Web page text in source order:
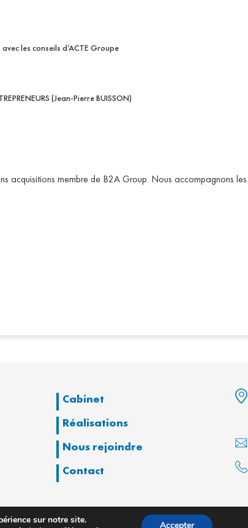
les conseils d’ACTE Groupe
(Jean-Pierre BUISSON)
acquisitions membre de B2A Group. Nous accompagnons
Cabinet
Réalisations
Nous rejoindre
Contact
•Contact
sur notre site.
Accepter